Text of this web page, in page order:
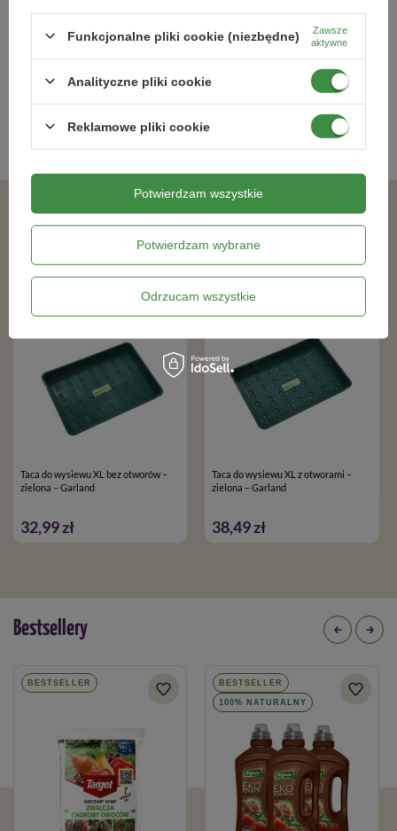
208,99 zł 252,99 zł
Kategorie powiązane
Podobne produkty
Taca do wysiewu XL bez otworów –
zielona – Garland
32,99 zł
Taca do wysiewu XL z otworami –
zielona – Garland
38,49 zł
Bestsellery
BESTSELLER BESTSELLER
100% NATURALNY
Funkcjonalne pliki cookie (niezbędne)
Zawsze
aktywne
Analityczne pliki cookie
Reklamowe pliki cookie
Potwierdzam wybrane
Odrzucam wszystkie
Potwierdzam wszystkie